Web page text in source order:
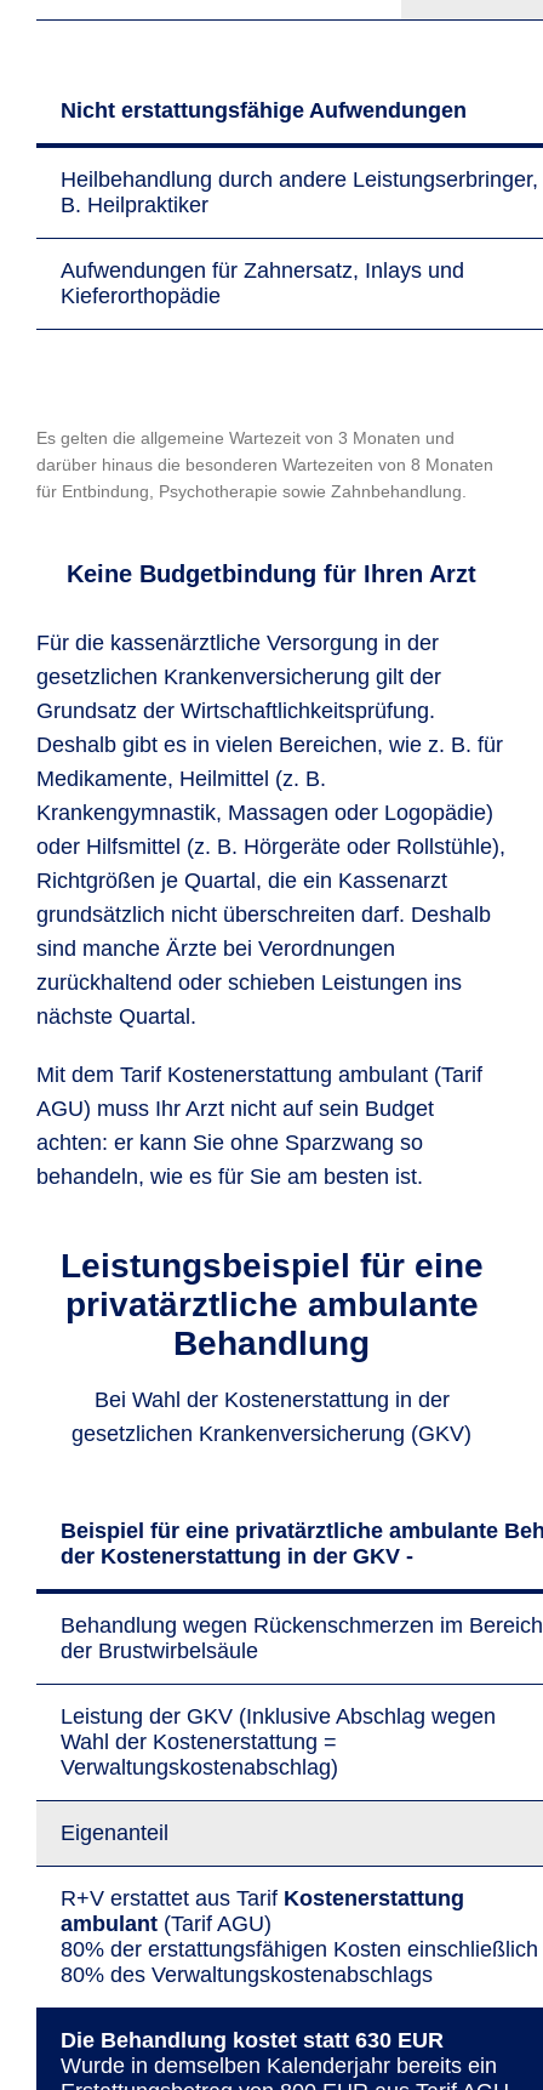
Nicht erstattungsfähige Aufwendungen
Heilbehandlung durch andere
B. Heilpraktiker
Aufwendungen für Zahnersatz, Inlays und
Kieferorthopädie
Es gelten die allgemeine Wartezeit von 3 Monaten und
darüber hinaus die besonderen Wartezeiten von 8 Monaten
für Entbindung, Psychotherapie sowie Zahnbehandlung.
Keine Budgetbindung für Ihren Arzt
Für die kassenärztliche Versorgung in der
gesetzlichen Krankenversicherung gilt der
Grundsatz der Wirtschaftlichkeitsprüfung.
Deshalb gibt es in vielen Bereichen, wie z. B. für
Medikamente, Heilmittel (z. B.
Krankengymnastik, Massagen oder Logopädie)
oder Hilfsmittel (z. B. Hörgeräte oder Rollstühle),
Richtgrößen je Quartal, die ein Kassenarzt
grundsätzlich nicht überschreiten darf. Deshalb
sind manche Ärzte bei Verordnungen
zurückhaltend oder schieben Leistungen ins
nächste Quartal.
Mit dem Tarif Kostenerstattung ambulant (Tarif
AGU) muss Ihr Arzt nicht auf sein Budget
achten: er kann Sie ohne Sparzwang so
behandeln, wie es für Sie am besten ist.
Leistungsbeispiel für eine
privatärztliche ambulante
Behandlung
Bei Wahl der Kostenerstattung in der
gesetzlichen Krankenversicherung (GKV)
Beispiel für eine privatärztliche ambulante
der Kostenerstattung in der GKV -
Behandlung wegen Rückenschmerzen im Bereich
der Brustwirbelsäule
Leistung der GKV (Inklusive Abschlag wegen
Wahl der Kostenerstattung =
Verwaltungskostenabschlag)
Eigenanteil
R+V erstattet aus Tarif Kostenerstattung
ambulant (Tarif AGU)
80% der erstattungsfähigen Kosten einschließlich
80% des Verwaltungskostenabschlags
Die Behandlung kostet statt 630 EUR
Wurde in dem­selben Kalender­jahr bereits ein